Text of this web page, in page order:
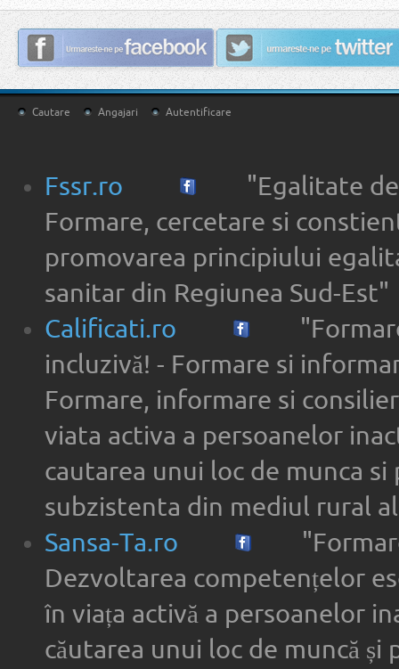
Cautare Angajari Autentificare
Fssr.ro
"Egalitate de
Formare, cercetare si
promovarea principiului
sanitar din Regiunea Sud-Est"
Calificati.ro
incluzivă! - Formare si
Formare, informare si
viata activa a persoanelor
cautarea unui loc de munca
subzistenta din mediul rural
Sansa-Ta.ro
Dezvoltarea competențelor
în viața activă a persoanelor
căutarea unui loc de muncă